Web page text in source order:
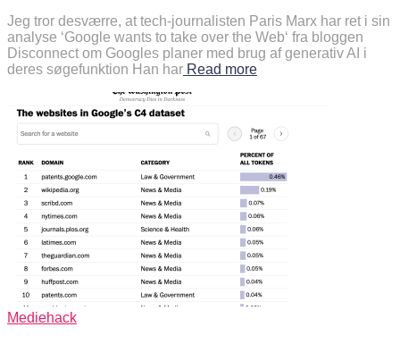
Jeg tror desværre, at tech-journalisten Paris Marx har ret i sin
analyse ‘Google wants to take over the Web‘ fra bloggen
Disconnect om Googles planer med brug af generativ AI i
deres søgefunktion Han har Read more
Mediehack